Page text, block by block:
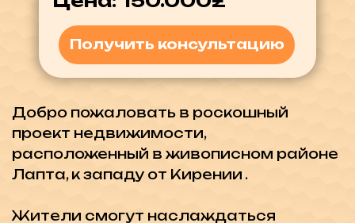
пешими прогулками по приморской
бризом и любоваться потрясающими
закатами. Расположенный недалеко
от всех основных удобств, таких как
школы, университеты, супермаркеты,
вас будет все необходимое прямо у
Хотим предложить вам квартиру с
одной спальней 72 кв.м. жилой
площадью с собственным садом .
вид на Средиземное море и